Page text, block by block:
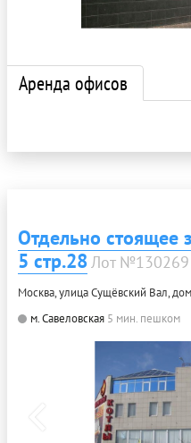
Аренда офисов
Отдельно стоящее
5 стр.28Лот №130269
Москва, улица Сущёвский Вал,
м. Савеловская 5 мин. пешком